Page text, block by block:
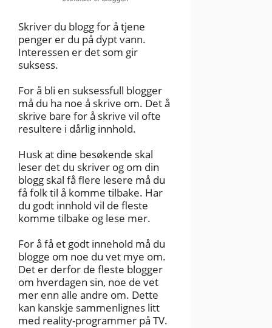
Skriver du blogg for å tjene
penger er du på dypt vann.
Interessen er det som gir
suksess.
For å bli en suksessfull blogger
må du ha noe å skrive om. Det å
skrive bare for å skrive vil ofte
resultere i dårlig innhold.
Husk at dine besøkende skal
leser det du skriver og om din
blogg skal få flere lesere må du
få folk til å komme tilbake. Har
du godt innhold vil de fleste
komme tilbake og lese mer.
For å få et godt innehold må du
blogge om noe du vet mye om.
Det er derfor de fleste blogger
om hverdagen sin, noe de vet
mer enn alle andre om. Dette
kan kanskje sammenlignes litt
med reality-programmer på TV.